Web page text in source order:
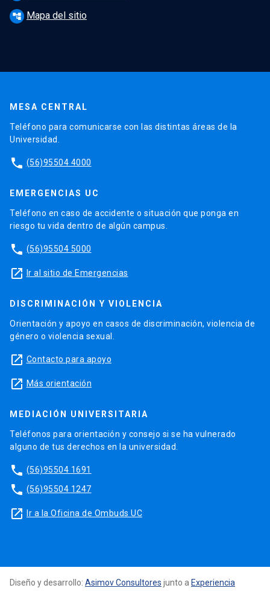
account_tree Mapa del sitio
MESA CENTRAL
Teléfono para comunicarse con las distintas áreas de la
Universidad.
phone (56)95504 4000
EMERGENCIAS UC
Teléfono en caso de accidente o situación que ponga en
riesgo tu vida dentro de algún campus.
phone (56)95504 5000
launch Ir al sitio de Emergencias
DISCRIMINACIÓN Y VIOLENCIA
Orientación y apoyo en casos de discriminación, violencia de
género o violencia sexual.
launch Contacto para apoyo
launch Más orientación
MEDIACIÓN UNIVERSITARIA
Teléfonos para orientación y consejo si se ha vulnerado
alguno de tus derechos en la universidad.
phone (56)95504 1691
phone (56)95504 1247
launch Ir a la Oficina de Ombuds UC
Diseño y desarrollo: Asimov Consultores junto a Experiencia